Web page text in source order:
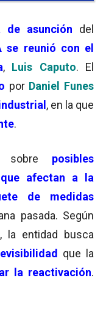
de asunción
del
se reunió con el
,Luis Caputo. El
porDaniel Funes
, en la que
.
sobre posibles
afectan a la
de medidas
pasada. Según
, la entidad busca
que la
la reactivación.